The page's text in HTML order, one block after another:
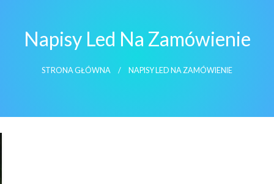
Napisy Led Na Zamówienie
STRONA GŁÓWNA NAPISY LED NA ZAMÓWIENIE